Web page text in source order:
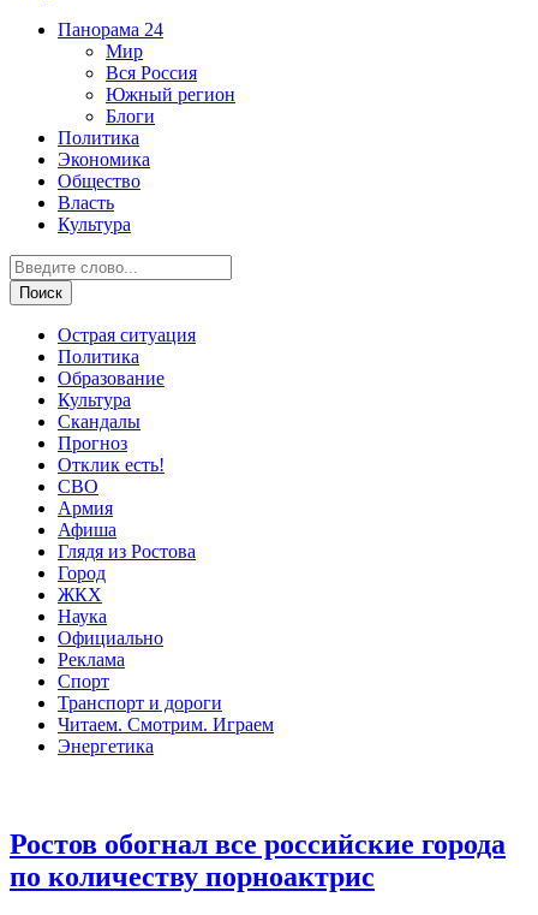
Панорама 24
Мир
Вся Россия
Южный регион
Блоги
Политика
Экономика
Общество
Власть
Культура
Острая ситуация
Политика
Образование
Культура
Скандалы
Прогноз
Отклик есть!
СВО
Армия
Афиша
Глядя из Ростова
Город
ЖКХ
Наука
Официально
Реклама
Спорт
Транспорт и дороги
Читаем. Смотрим. Играем
Энергетика
Ростов обогнал все российские города
по количеству порноактрис